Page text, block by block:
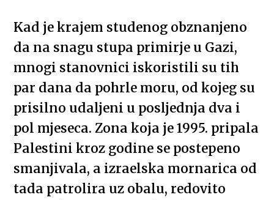
Kad je krajem studenog obznanjeno
da na snagu stupa primirje u Gazi,
mnogi stanovnici iskoristili su tih
par dana da pohrle moru, od kojeg su
prisilno udaljeni u posljednja dva i
pol mjeseca. Zona koja je 1995. pripala
Palestini kroz godine se postepeno
smanjivala, a izraelska mornarica od
tada patrolira uz obalu, redovito